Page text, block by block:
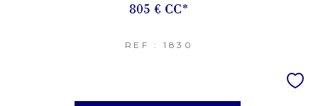
805 € CC*
REF : 1830